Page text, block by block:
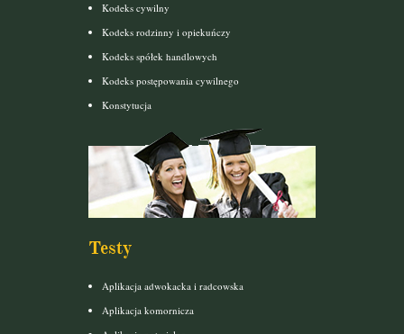
Kodeks cywilny
Kodeks rodzinny i opiekuńczy
Kodeks spółek handlowych
Kodeks postępowania cywilnego
Konstytucja
Testy
Aplikacja adwokacka i radcowska
Aplikacja komornicza